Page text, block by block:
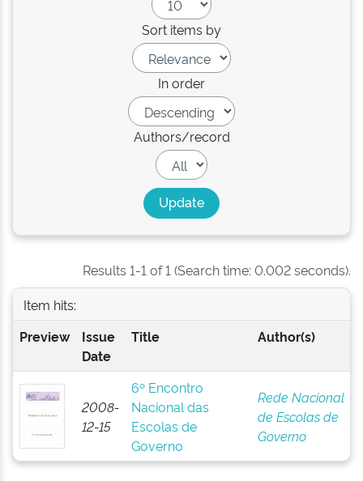
Sort items by
In order
Authors/record
Results 1-1 of 1 (Search time: 0.002 seconds).
Item hits:
Preview
Issue
Date
Title Author(s)
2008-
12-15
6º Encontro
Nacional das
Escolas de
Governo
Rede Nacional
de Escolas de
Governo